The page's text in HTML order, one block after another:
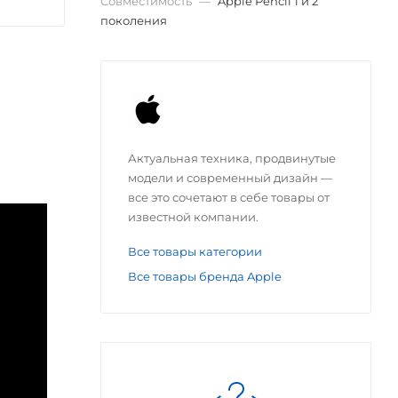
поколения
Актуальная техника, продвинутые
модели и современный дизайн —
все это сочетают в себе товары от
известной компании.
Все товары категории
Все товары бренда Apple